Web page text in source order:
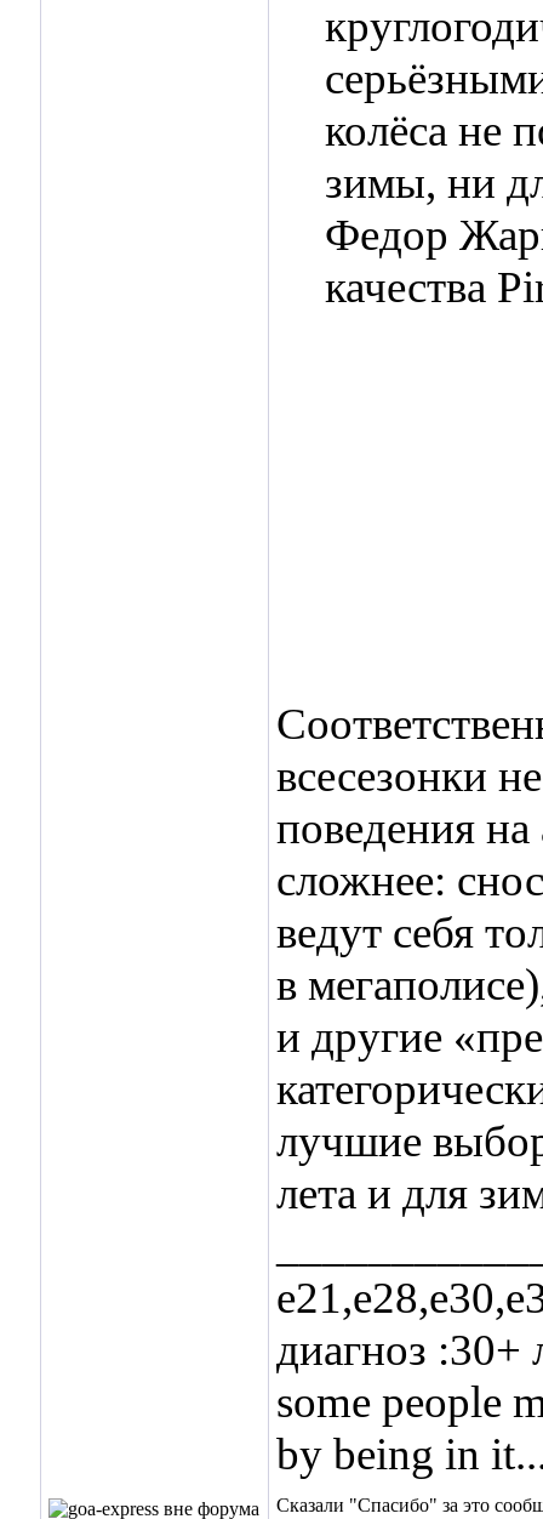
колёса не
зимы, ни
Федор
качества
всесезонки
поведения
сложнее:
ведут себя
в
и другие
лучшие
лета и для
диагноз :30+
some people
by being in
Сказали "Спасибо" за это